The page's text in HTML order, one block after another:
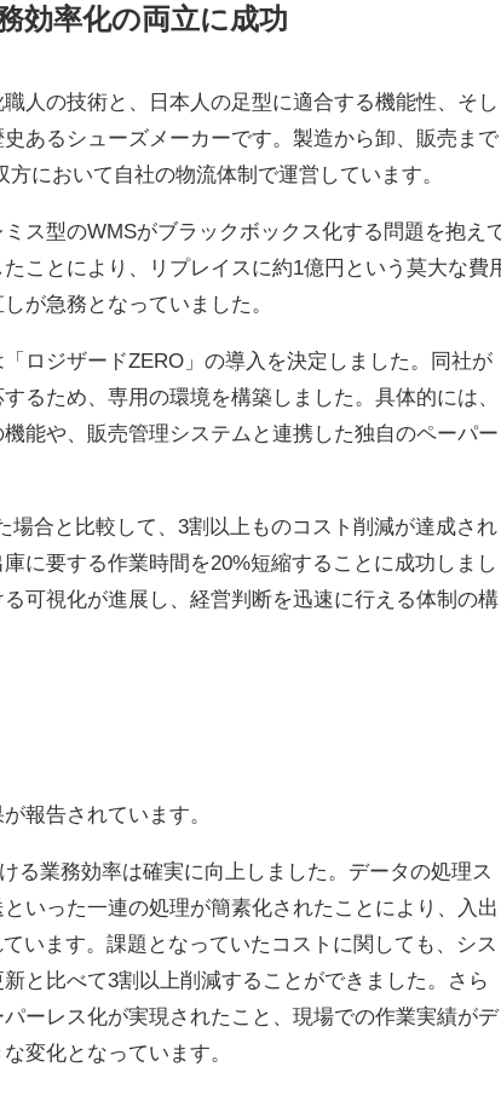
効率化の両立に成功
人の技術と、日本人の足型に適合する機能性、そし
あるシューズメーカーです。製造から卸、販売まで
において自社の物流体制で運営しています。
ス型のWMSがブラックボックス化する問題を抱え
ことにより、リプレイスに約1億円という莫大な費
が急務となっていました。
ロジザードZERO」の導入を決定しました。同社が
るため、専用の環境を構築しました。具体的には、
能や、販売管理システムと連携した独自のペーパー
合と比較して、3割以上ものコスト削減が達成され
に要する作業時間を20%短縮することに成功しまし
可視化が進展し、経営判断を迅速に行える体制の構
報告されています。
る業務効率は確実に向上しました。データの処理ス
いった一連の処理が簡素化されたことにより、入出
います。課題となっていたコストに関しても、シス
と比べて3割以上削減することができました。さら
ーレス化が実現されたこと、現場での作業実績がデ
変化となっています。